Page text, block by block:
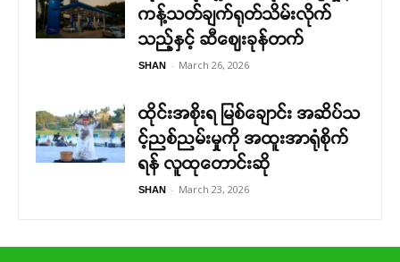
ကန့်သတ်ချက်ရုတ်သိမ်းလိုက်
သည့်နှင့် ဆီဈေးခုန်တက်
SHAN - March 26, 2026
ထိုင်းအစိုးရ မြစ်ချောင်း အဆိပ်သ
င့်ညစ်ညမ်းမှုကို အထူးအာရုံစိုက်
ရန် လူထုတောင်းဆို
SHAN - March 23, 2026